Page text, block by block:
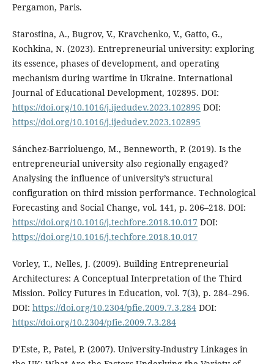
Pergamon, Paris.
Starostina, A., Bugrov, V., Kravchenko, V., Gatto, G.,
Kochkina, N. (2023). Entrepreneurial university: exploring
its essence, phases of development, and operating
mechanism during wartime in Ukraine. International
Journal of Educational Development, 102895. DOI:
https://doi.org/10.1016/j.ijedudev.2023.102895 DOI:
https://doi.org/10.1016/j.ijedudev.2023.102895
Sánchez-Barrioluengo, M., Benneworth, P. (2019). Is the
entrepreneurial university also regionally engaged?
Analysing the influence of university’s structural
configuration on third mission performance. Technological
Forecasting and Social Change, vol. 141, p. 206–218. DOI:
https://doi.org/10.1016/j.techfore.2018.10.017 DOI:
https://doi.org/10.1016/j.techfore.2018.10.017
Vorley, T., Nelles, J. (2009). Building Entrepreneurial
Architectures: A Conceptual Interpretation of the Third
Mission. Policy Futures in Education, vol. 7(3), p. 284–296.
DOI: https://doi.org/10.2304/pfie.2009.7.3.284DOI:
https://doi.org/10.2304/pfie.2009.7.3.284
D’Este, P., Patel, P. (2007). University-Industry Linkages in